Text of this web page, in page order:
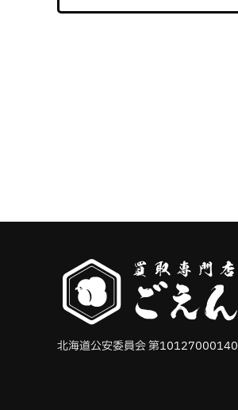
北海道公安委員会 第